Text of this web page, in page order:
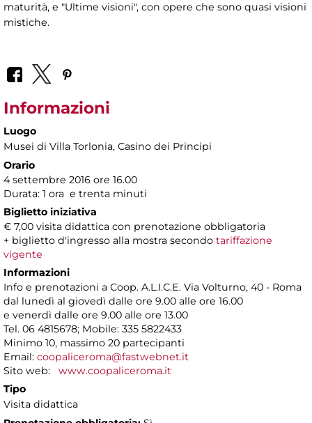
maturità, e "Ultime visioni", con opere che sono quasi visioni
mistiche.
Informazioni
Luogo
Musei di Villa Torlonia, Casino dei Principi
Orario
4 settembre 2016 ore 16.00
Durata: 1 ora e trenta minuti
Biglietto iniziativa
€ 7,00 visita didattica con prenotazione obbligatoria
+ biglietto d'ingresso alla mostra secondo tariffazione
vigente
Informazioni
Info e prenotazioni a Coop. A.L.I.C.E. Via Volturno, 40 - Roma
dal lunedì al giovedì dalle ore 9.00 alle ore 16.00
e venerdì dalle ore 9.00 alle ore 13.00
Tel. 06 4815678; Mobile: 335 5822433
Minimo 10, massimo 20 partecipanti
Email: coopaliceroma@fastwebnet.it
Sito web: www.coopaliceroma.it
Tipo
Visita didattica